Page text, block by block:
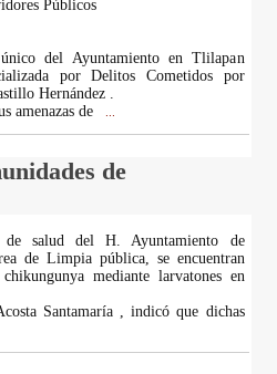
Públicos
del Ayuntamiento en Tlilapan
por Delitos Cometidos por
Hernández .
amenazas de
de
de salud del H. Ayuntamiento de
de Limpia pública, se encuentran
mediante larvatones en
Santamaría , indicó que dichas